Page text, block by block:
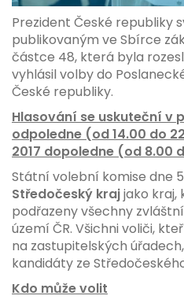
Prezident České republiky
publikovaným ve Sbírce
částce 48, která byla
vyhlásil volby do
České republiky.
Hlasování se uskuteční v
odpoledne (od 14.00 do
2017 dopoledne (od 8.00
Státní volební komise dne
Středočeský krajjako kraj,
podřazeny všechny
území ČR. Všichni voliči,
na zastupitelských
kandidáty ze
Kdo může volit